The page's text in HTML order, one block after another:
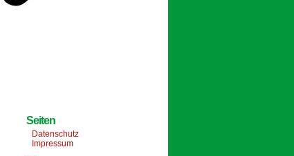
Seiten
Datenschutz
Impressum